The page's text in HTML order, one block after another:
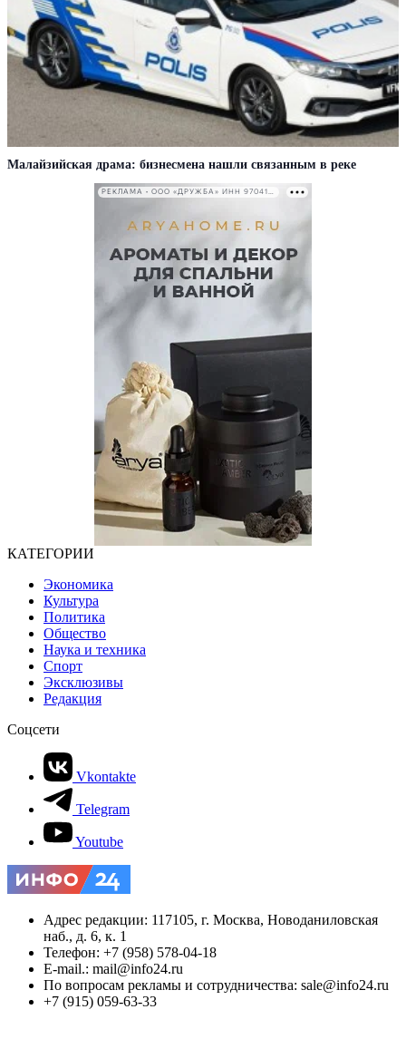
Малайзийская драма: бизнесмена нашли связанным в реке
РЕКЛАМА • ООО «ДРУЖБА» ИНН 9704146411
КАТЕГОРИИ
Экономика
Культура
Политика
Общество
Наука и техника
Спорт
Эксклюзивы
Редакция
Соцсети
Vkontakte
Telegram
Youtube
Адрес редакции: 117105, г. Москва, Новоданиловская
наб., д. 6, к. 1
Телефон: +7 (958) 578-04-18
E-mail.: mail@info24.ru
По вопросам рекламы и сотрудничества: sale@info24.ru
+7 (915) 059-63-33